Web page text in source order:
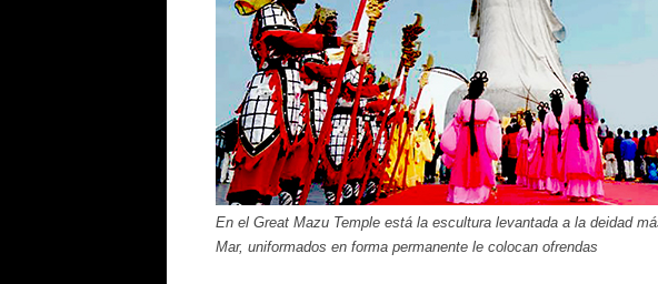
En el Great Mazu Temple está la escultura levantada a la deidad
Mar, uniformados en forma permanente le colocan ofrendas